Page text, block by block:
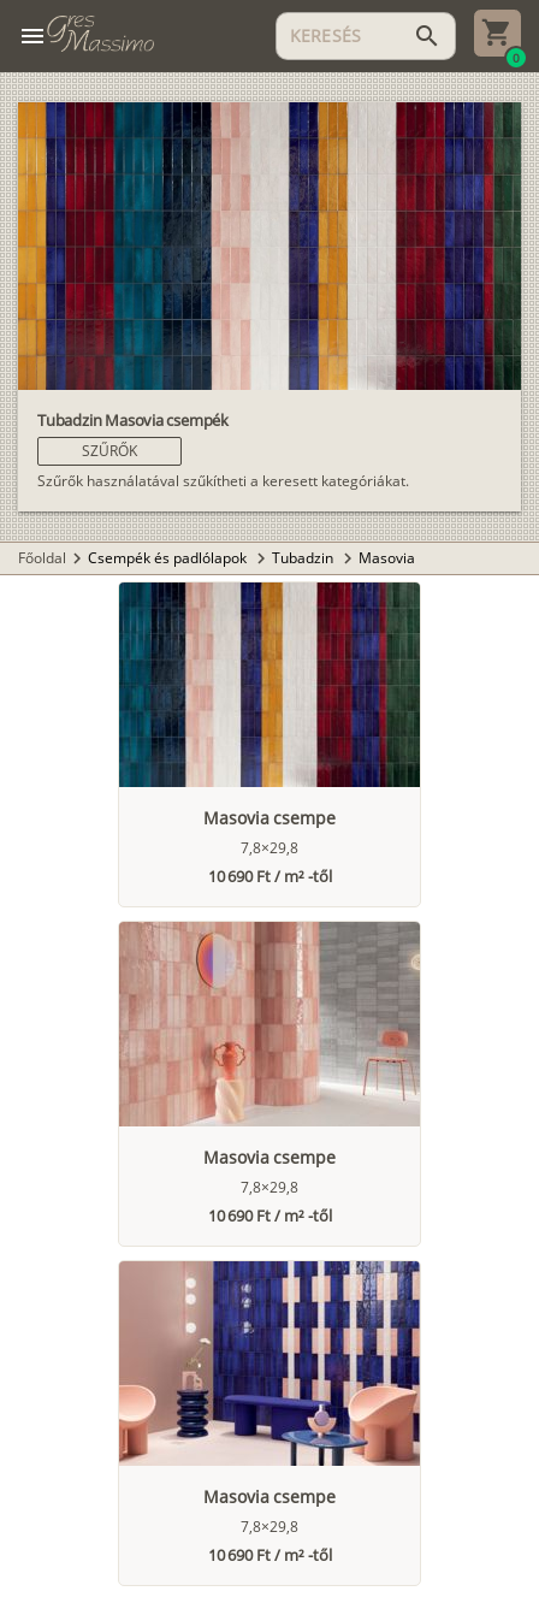
menu search
0
Tubadzin Masovia csempék
SZŰRŐK
Szűrők használatával szűkítheti a keresett kategóriákat.
Főoldal chevron_right Csempék és padlólapok chevron_right Tubadzin chevron_right Masovia
Masovia csempe
7,8×29,8
10 690 Ft / m² -től
Masovia csempe
7,8×29,8
10 690 Ft / m² -től
Masovia csempe
7,8×29,8
10 690 Ft / m² -től